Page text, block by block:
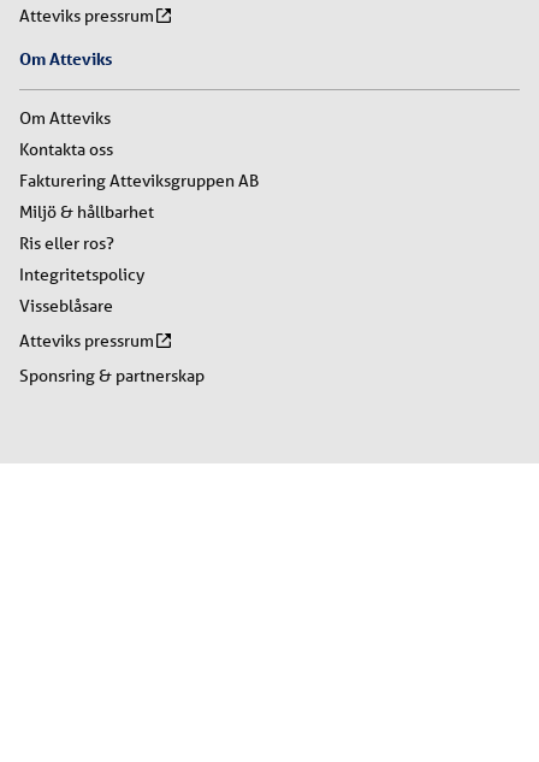
Atteviks pressrum
Om Atteviks
Om Atteviks
Kontakta oss
Fakturering Atteviksgruppen AB
Miljö & hållbarhet
Ris eller ros?
Integritetspolicy
Visseblåsare
Atteviks pressrum
Sponsring & partnerskap